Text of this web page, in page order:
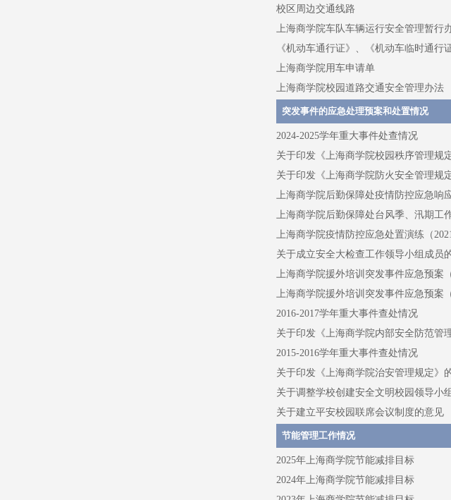
校区周边交通线路
上海商学院车队车辆运行安全管理暂行
《机动车通行证》、《机动车临时通行
上海商学院用车申请单
上海商学院校园道路交通安全管理办法
突发事件的应急处理预案和处置情况
2024-2025学年重大事件处查情况
关于印发《上海商学院校园秩序管理规
关于印发《上海商学院防火安全管理规
上海商学院后勤保障处疫情防控应急响
上海商学院后勤保障处台风季、汛期工
上海商学院疫情防控应急处置演练（2021
关于成立安全大检查工作领导小组成员
上海商学院援外培训突发事件应急预案
上海商学院援外培训突发事件应急预案
2016-2017学年重大事件查处情况
关于印发《上海商学院内部安全防范管
2015-2016学年重大事件查处情况
关于印发《上海商学院治安管理规定》
关于调整学校创建安全文明校园领导小
关于建立平安校园联席会议制度的意见
节能管理工作情况
2025年上海商学院节能减排目标
2024年上海商学院节能减排目标